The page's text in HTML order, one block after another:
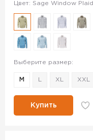
Цвет: Sage Window Plaid
Выберите размер:
M XL XXL
Купить